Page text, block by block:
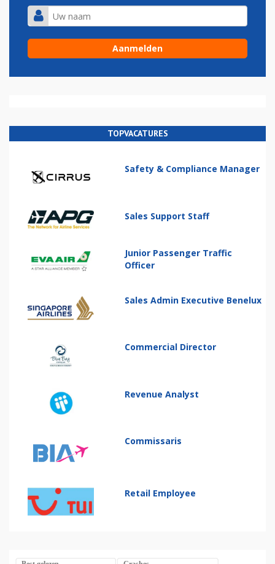
TOPVACATURES
Safety & Compliance Manager
Sales Support Staff
Junior Passenger Traffic
Officer
Sales Admin Executive Benelux
Commercial Director
Revenue Analyst
Commissaris
Retail Employee